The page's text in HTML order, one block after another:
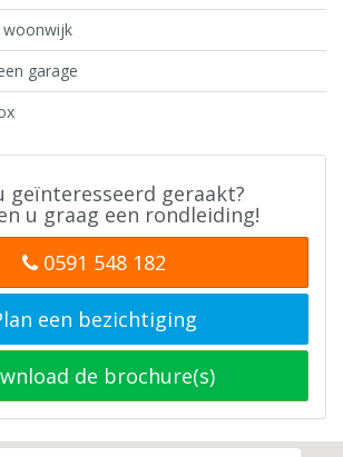
woonwijk
garage
geïnteresseerd geraakt?
u graag een rondleiding!
0591 548 182
een bezichtiging
de brochure(s)